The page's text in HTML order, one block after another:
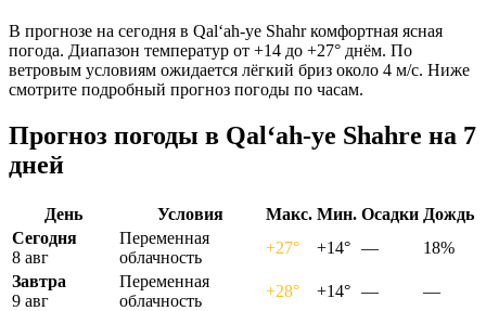
В прогнозе на сегодня в Qal‘ah-ye Shahr комфортная ясная
погода. Диапазон температур от +14 до +27° днём. По
ветровым условиям ожидается лёгкий бриз около 4 м/с. Ниже
смотрите подробный прогноз погоды по часам.
Прогноз погоды в Qal‘ah-ye Shahrе на 7
дней
День Условия Макс. Мин. Осадки Дождь
Сегодня
8 авг
Переменная
облачность
+27° +14° —
18%
Завтра
9 авг
Переменная
облачность
+28° +14° —
—